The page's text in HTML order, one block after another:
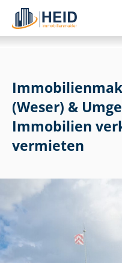
(Weser) &
Immobilien
vermieten